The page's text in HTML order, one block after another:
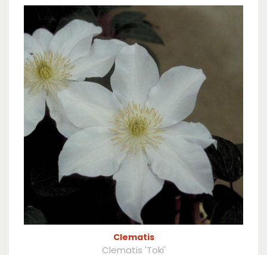
Clematis
Clematis 'Toki'